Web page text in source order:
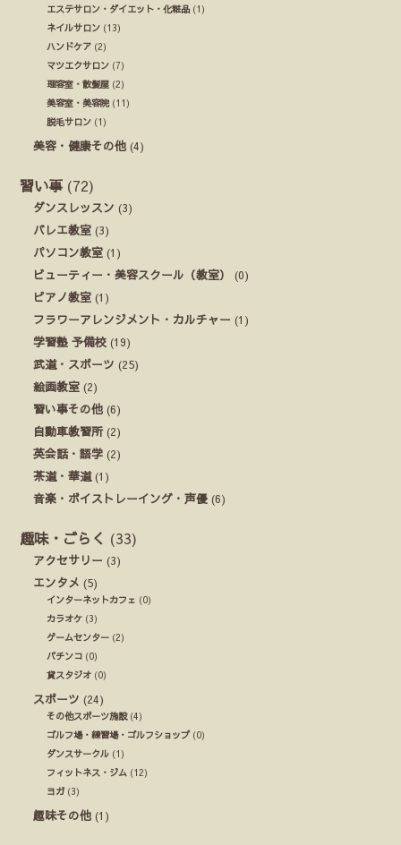
エステサロン・ダイエット・化粧品 (1)
ネイルサロン (13)
ハンドケア (2)
マツエクサロン (7)
理容室・散髪屋 (2)
美容室・美容院(11)
脱毛サロン (1)
美容・健康その他 (4)
習い事 (72)
ダンスレッスン (3)
バレエ教室 (3)
パソコン教室 (1)
ビューティー・美容スクール（教室）
(0)
ピアノ教室 (1)
フラワーアレンジメント・カルチャー (1)
学習塾 予備校 (19)
武道・スポーツ (25)
絵画教室 (2)
習い事その他 (6)
自動車教習所(2)
英会話・語学 (2)
茶道・華道(1)
音楽・ボイストレーイング・声優 (6)
趣味・ごらく (33)
アクセサリー (3)
エンタメ (5)
インターネットカフェ (0)
カラオケ (3)
ゲームセンター (2)
パチンコ (0)
貸スタジオ (0)
スポーツ (24)
その他スポーツ施設(4)
ゴルフ場・練習場・ゴルフショップ(0)
ダンスサークル (1)
フィットネス・ジム (12)
ヨガ (3)
趣味その他 (1)